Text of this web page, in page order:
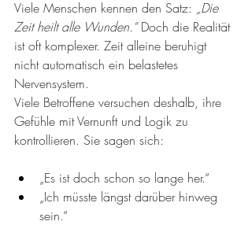
Viele Menschen kennen den Satz: „Die
Zeit heilt alle Wunden.“ Doch die Realität
ist oft komplexer. Zeit alleine beruhigt
nicht automatisch ein belastetes
Nervensystem.
Viele Betroffene versuchen deshalb, ihre
Gefühle mit Vernunft und Logik zu
kontrollieren. Sie sagen sich:
„Es ist doch schon so lange her.“
„Ich müsste längst darüber hinweg
sein.“